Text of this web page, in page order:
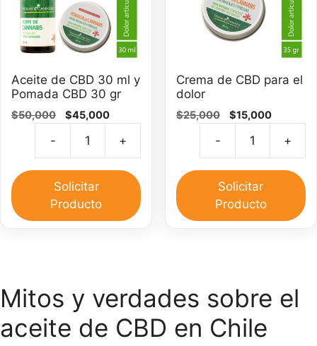
Aceite de CBD 30 ml y
Pomada CBD 30 gr
$50,000
El
original
era:
$50,000.
$45,000El
actual
es:
$45,000.
-
CBD
30
30
gr
cantidad
+
Solicitar
Producto
Crema de CBD para el
dolor
$25,000
El
original
era:
$25,000.
$15,000El
actual
es:
$15,000.
- +
Solicitar
Producto
Mitos y verdades sobre el
aceite de CBD en Chile